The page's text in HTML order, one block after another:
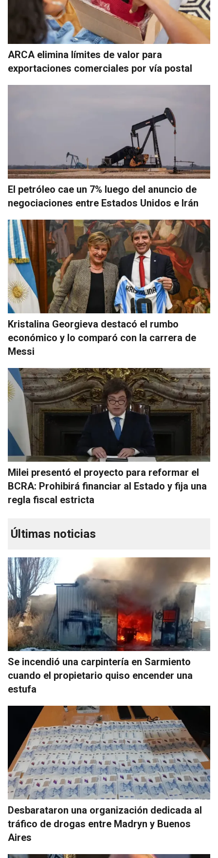
ARCA elimina límites de valor para
exportaciones comerciales por vía postal
El petróleo cae un 7% luego del anuncio de
negociaciones entre Estados Unidos e Irán
Kristalina Georgieva destacó el rumbo
económico y lo comparó con la carrera de
Messi
Milei presentó el proyecto para reformar el
BCRA: Prohibirá financiar al Estado y fija una
regla fiscal estricta
Últimas noticias
Se incendió una carpintería en Sarmiento
cuando el propietario quiso encender una
estufa
Desbarataron una organización dedicada al
tráfico de drogas entre Madryn y Buenos
Aires